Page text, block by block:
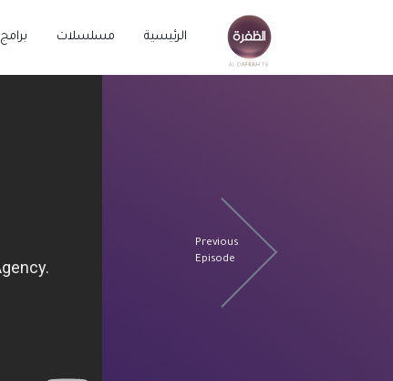
الرئيسية مسلسلات برامج
Previous
Episode